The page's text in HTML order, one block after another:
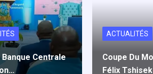
Banque Centrale
ACTUALITÉS
Coupe Du
Félix